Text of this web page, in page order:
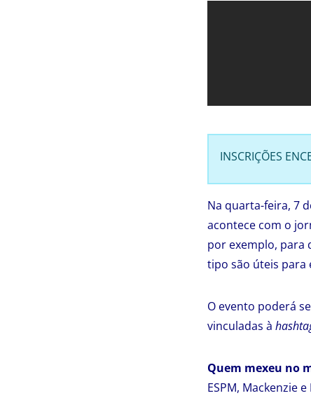
INSCRIÇÕES
Na quarta-feira, 7
acontece com o
por exemplo, para
tipo são úteis para
O evento poderá
vinculadas à
Quem mexeu no
ESPM, Mackenzie